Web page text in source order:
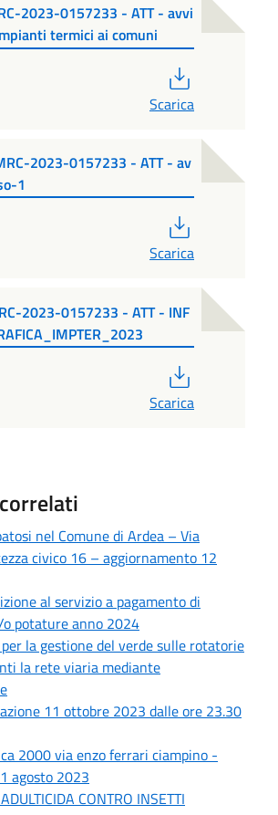
2023-0157233 - ATT - avvi
termici ai comuni
Scarica
2023-0157233 - ATT - av
1
Scarica
2023-0157233 - ATT - INF
Scarica
nel Comune di Ardea – Via
civico 16 – aggiornamento 12
al servizio a pagamento di
potature anno 2024
la gestione del verde sulle rotatorie
la rete viaria mediante
11 ottobre 2023 dalle ore 23.30
2000 via enzo ferrari ciampino -
agosto 2023
CONTRO INSETTI